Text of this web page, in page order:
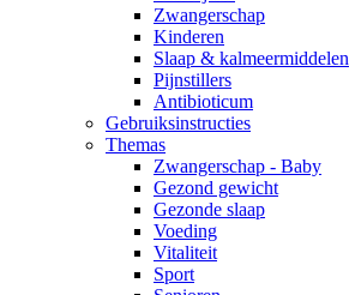
Zwangerschap
Kinderen
Slaap & kalmeermiddelen
Pijnstillers
Antibioticum
Gebruiksinstructies
Themas
Zwangerschap - Baby
Gezond gewicht
Gezonde slaap
Voeding
Vitaliteit
Sport